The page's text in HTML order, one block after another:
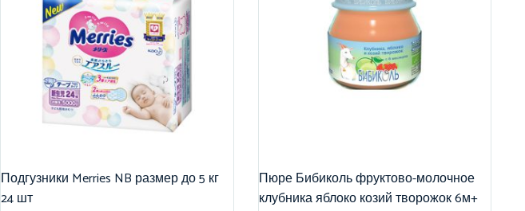
Подгузники Merries NB размер до 5 кг
24 шт
Пюре Бибиколь фруктово-молочное
клубника яблоко козий творожок 6м+